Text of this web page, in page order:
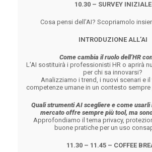
10.30 – SURVEY INIZIALE
Cosa pensi dell’AI? Scopriamolo
INTRODUZIONE ALL’AI
Come cambia il ruolo dell’HR
L’AI sostituirà i professionisti HR o aprirà
per chi sa innovarsi?
Analizziamo i trend, i nuovi scenari e
competenze umane in un contesto
Quali strumenti AI scegliere e come usarli
mercato offre sempre più tool, ma
Approfondiamo il tema privacy,
buone pratiche per un uso
11.30 – 11.45 – COFFEE